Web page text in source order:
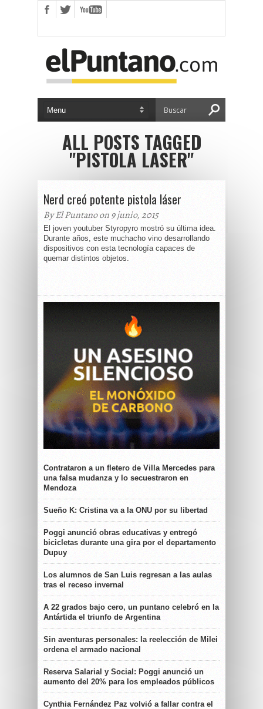
ALL POSTS TAGGED
"PISTOLA LASER"
Nerd creó potente pistola láser
By El Puntano on 9 junio, 2015
El joven youtuber Styropyro mostró su última idea.
Durante años, este muchacho vino desarrollando
dispositivos con esta tecnología capaces de
quemar distintos objetos.
Contrataron a un fletero de Villa Mercedes para
una falsa mudanza y lo secuestraron en
Mendoza
Sueño K: Cristina va a la ONU por su libertad
Poggi anunció obras educativas y entregó
bicicletas durante una gira por el departamento
Dupuy
Los alumnos de San Luis regresan a las aulas
tras el receso invernal
A 22 grados bajo cero, un puntano celebró en la
Antártida el triunfo de Argentina
Sin aventuras personales: la reelección de Milei
ordena el armado nacional
Reserva Salarial y Social: Poggi anunció un
aumento del 20% para los empleados públicos
Cynthia Fernández Paz volvió a fallar contra el